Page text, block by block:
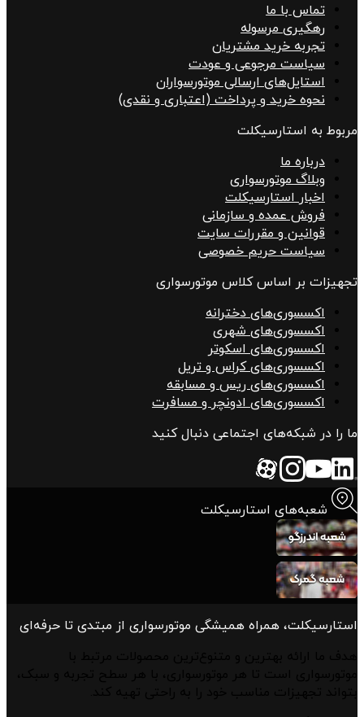
تماس با ما
رهگیری مرسوله
تجربه خرید مشتریان
سیاست مرجوعی و عودت
استایل‌های ارسالی موتورسواران
نحوه خرید و پرداخت (اعتباری و نقدی)
مربوط به استارسیکلت
درباره ما
وبلاگ موتورسواری
اخبار استارسیکلت
فروش عمده و سازمانی
قوانین و مقررات سایت
سیاست حریم خصوصی
تجهیزات بر اساس کلاس موتورسواری
اکسسوری‌های دخترانه
اکسسوری‌های شهری
اکسسوری‌های اسکوتر
اکسسوری‌های کراس و تریل
اکسسوری‌های ریس و مسابقه
اکسسوری‌های ادونچر و مسافرت
ما را در شبکه‌های اجتماعی دنبال کنید
شعبه‌های استارسیکلت
استارسیکلت، همراه همیشگی موتورسواری از مبتدی تا حرفه‌ای